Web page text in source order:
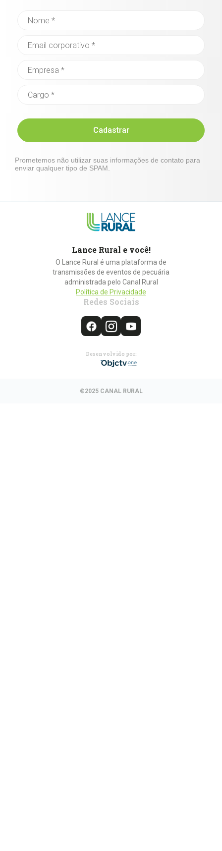
Cadastrar
Prometemos não utilizar suas informações de contato para
enviar qualquer tipo de SPAM.
Lance Rural e você!
O Lance Rural é uma plataforma de
transmissões de eventos de pecuária
administrada pelo Canal Rural
Política de Privacidade
Redes Sociais
Desenvolvido por:
©2025 CANAL RURAL